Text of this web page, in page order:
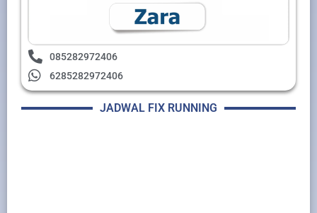
085282972406
6285282972406
JADWAL FIX RUNNING